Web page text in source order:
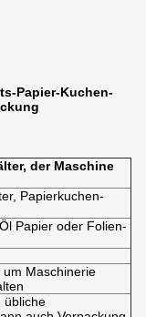
Papier-Kuchen-
der Maschine
Papierkuchen-
Papier oder Folien-
Maschinerie
übliche